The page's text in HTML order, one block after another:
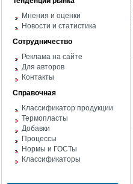
Мнения и оценки
Новости и статистика
Сотрудничество
Реклама на сайте
Для авторов
Контакты
Справочная
Классификатор продукции
Термопласты
Добавки
Процессы
Нормы и ГОСТы
Классификаторы